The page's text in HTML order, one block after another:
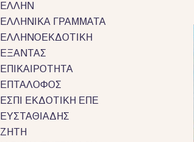
ΕΛΛΗΝ
ΕΛΛΗΝΙΚΑ ΓΡΑΜΜΑΤΑ
ΕΛΛΗΝΟΕΚΔΟΤΙΚΗ
ΕΞΑΝΤΑΣ
ΕΠΙΚΑΙΡΟΤΗΤΑ
ΕΠΤΑΛΟΦΟΣ
ΕΣΠΙ ΕΚΔΟΤΙΚΗ ΕΠΕ
ΕΥΣΤΑΘΙΑΔΗΣ
ΖΗΤΗ